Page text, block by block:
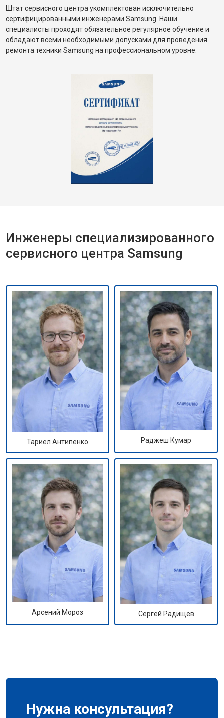
Штат сервисного центра укомплектован исключительно
сертифицированными инженерами Samsung. Наши
специалисты проходят обязательное регулярное обучение и
обладают всеми необходимыми допусками для проведения
ремонта техники Samsung на профессиональном уровне.
Инженеры специализированного
сервисного центра Samsung
Тариел Антипенко Раджеш Кумар
Арсений Мороз Сергей Радищев
Нужна консультация?